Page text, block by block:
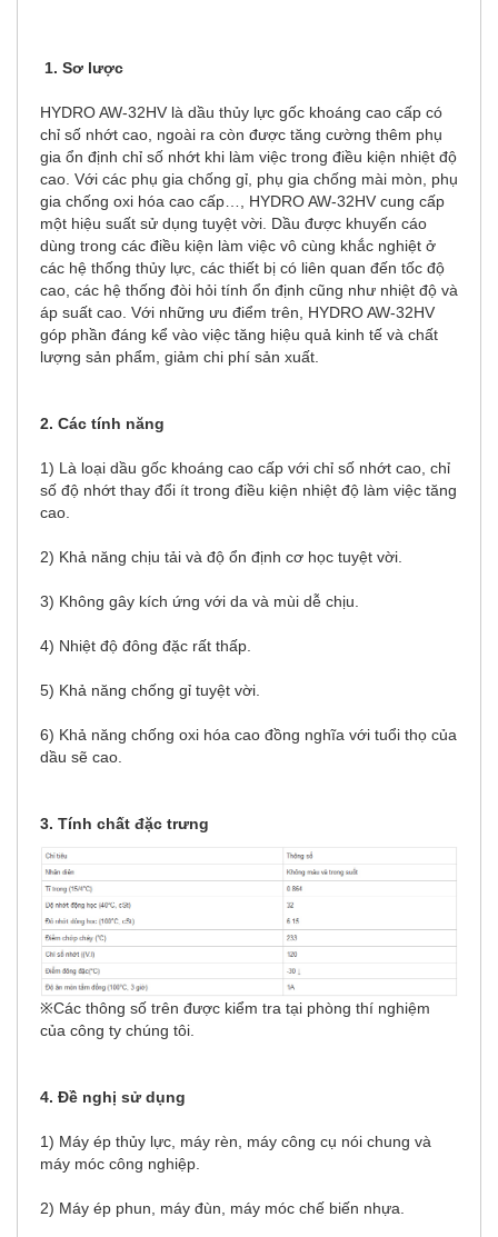
1. Sơ lược
HYDRO AW-32HV là dầu thủy lực gốc khoáng cao cấp có
chỉ số nhớt cao, ngoài ra còn được tăng cường thêm phụ
gia ổn định chỉ số nhớt khi làm việc trong điều kiện nhiệt độ
cao. Với các phụ gia chống gỉ, phụ gia chống mài mòn, phụ
gia chống oxi hóa cao cấp…, HYDRO AW-32HV cung cấp
một hiệu suất sử dụng tuyệt vời. Dầu được khuyến cáo
dùng trong các điều kiện làm việc vô cùng khắc nghiệt ở
các hệ thống thủy lực, các thiết bị có liên quan đến tốc độ
cao, các hệ thống đòi hỏi tính ổn định cũng như nhiệt độ và
áp suất cao. Với những ưu điểm trên, HYDRO AW-32HV
góp phần đáng kể vào việc tăng hiệu quả kinh tế và chất
lượng sản phẩm, giảm chi phí sản xuất.
2. Các tính năng
1) Là loại dầu gốc khoáng cao cấp với chỉ số nhớt cao, chỉ
số độ nhớt thay đổi ít trong điều kiện nhiệt độ làm việc tăng
cao.
2) Khả năng chịu tải và độ ổn định cơ học tuyệt vời.
3) Không gây kích ứng với da và mùi dễ chịu.
4) Nhiệt độ đông đặc rất thấp.
5) Khả năng chống gỉ tuyệt vời.
6) Khả năng chống oxi hóa cao đồng nghĩa với tuổi thọ của
dầu sẽ cao.
3. Tính chất đặc trưng
※Các thông số trên được kiểm tra tại phòng thí nghiệm
của công ty chúng tôi.
4. Đề nghị sử dụng
1) Máy ép thủy lực, máy rèn, máy công cụ nói chung và
máy móc công nghiệp.
2) Máy ép phun, máy đùn, máy móc chế biến nhựa.